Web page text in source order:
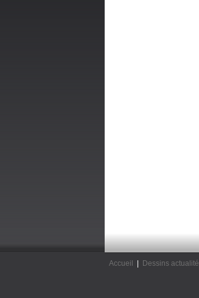
Accueil Dessins actualité